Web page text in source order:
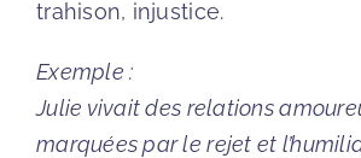
trahison, injustice.
Exemple :
Julie vivait des relations
marquées par le rejet et